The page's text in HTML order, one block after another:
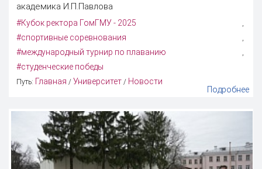
академика И.П.Павлова
#Кубок ректора ГомГМУ - 2025 ,
#спортивные соревнования ,
#международный турнир по плаванию ,
#студенческие победы
Путь: Главная / Университет / Новости
Подробнее